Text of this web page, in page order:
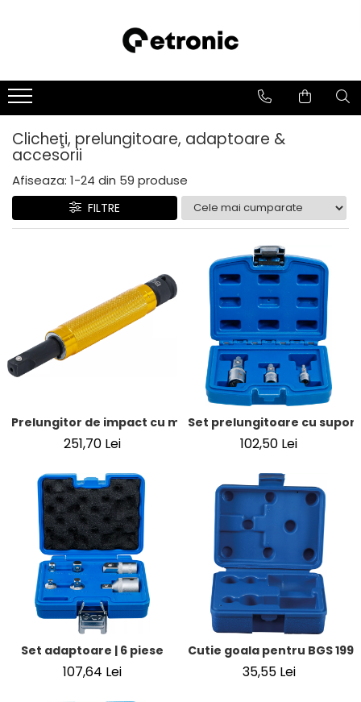
Clicheţi, prelungitoare, adaptoare &
accesorii
Afiseaza: 1-24 din 59 produse
FILTRE
Prelungitor de impact cu maner cu rulmenti | 12,5 mm (1/
251,70 Lei
Set prelungitoare cu suport
102,50 Lei
Set adaptoare | 6 piese
107,64 Lei
Cutie goala pentru BGS 199
35,55 Lei